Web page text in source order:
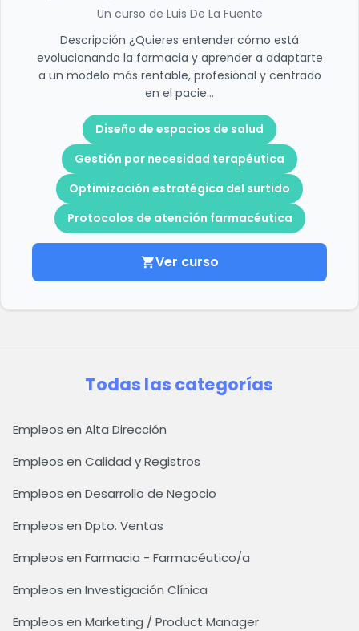
Un curso de Luis De La Fuente
Descripción ¿Quieres entender cómo está
evolucionando la farmacia y aprender a adaptarte
a un modelo más rentable, profesional y centrado
en el pacie...
Diseño de espacios de salud
Gestión por necesidad terapéutica
Optimización estratégica del surtido
Protocolos de atención farmacéutica
shopping_cartVer curso
Todas las categorías
Empleos en Alta Dirección
Empleos en Calidad y Registros
Empleos en Desarrollo de Negocio
Empleos en Dpto. Ventas
Empleos en Farmacia - Farmacéutico/a
Empleos en Investigación Clínica
Empleos en Marketing / Product Manager